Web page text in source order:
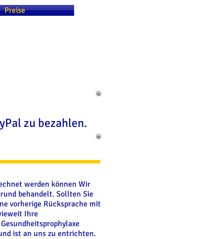
Preise
zu bezahlen.
werden können Wir
behandelt. Sollten Sie
vorherige Rücksprache mit
Ihre
ist an uns zu entrichten.